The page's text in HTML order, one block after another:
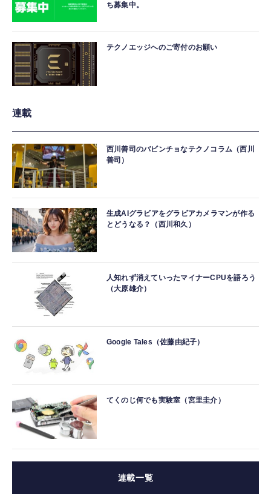
ち募集中。
テクノエッジへのご寄付のお願い
連載
西川善司のバビンチョなテクノコラム（西川
善司）
生成AIグラビアをグラビアカメラマンが作る
とどうなる？（西川和久）
人知れず消えていったマイナーCPUを語ろう
（大原雄介）
Google Tales（佐藤由紀子）
てくのじ何でも実験室（宮里圭介）
連載一覧